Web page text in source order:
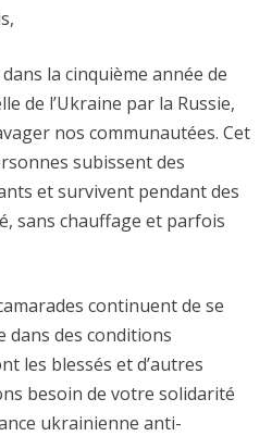
la cinquième année de
de l’Ukraine par la Russie,
nos communautées. Cet
subissent des
et survivent pendant des
sans chauffage et parfois
continuent de se
des conditions
les blessés et d’autres
besoin de votre solidarité
ukrainienne anti-